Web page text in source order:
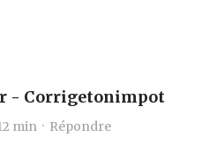
- Corrigetonimpot
min · Répondre